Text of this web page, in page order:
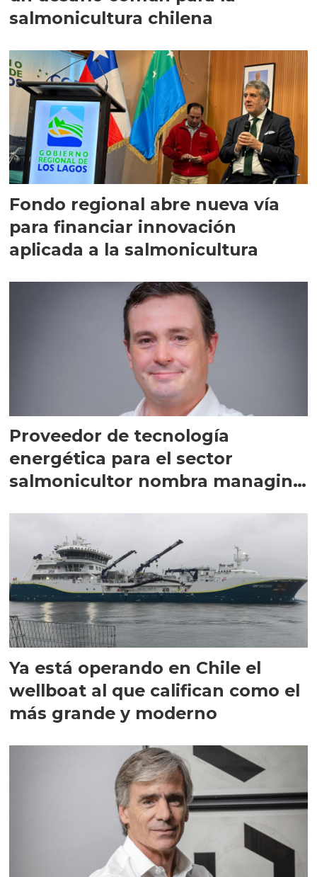
salmonicultura chilena
Fondo regional abre nueva vía
para financiar innovación
aplicada a la salmonicultura
Proveedor de tecnología
energética para el sector
salmonicultor nombra managing
Ya está operando en Chile el
wellboat al que califican como el
más grande y moderno